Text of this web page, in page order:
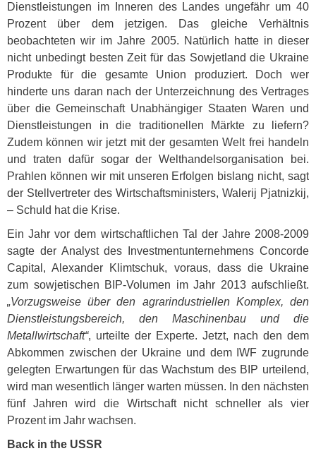
Dienstleistungen im Inneren des Landes ungefähr um 40
Prozent über dem jetzigen. Das gleiche Verhältnis
beobachteten wir im Jahre 2005. Natürlich hatte in dieser
nicht unbedingt besten Zeit für das Sowjetland die Ukraine
Produkte für die gesamte Union produziert. Doch wer
hinderte uns daran nach der Unterzeichnung des Vertrages
über die Gemeinschaft Unabhängiger Staaten Waren und
Dienstleistungen in die traditionellen Märkte zu liefern?
Zudem können wir jetzt mit der gesamten Welt frei handeln
und traten dafür sogar der Welthandelsorganisation bei.
Prahlen können wir mit unseren Erfolgen bislang nicht, sagt
der Stellvertreter des Wirtschaftsministers, Walerij Pjatnizkij,
– Schuld hat die Krise.
Ein Jahr vor dem wirtschaftlichen Tal der Jahre 2008-2009
sagte der Analyst des Investmentunternehmens Concorde
Capital, Alexander Klimtschuk, voraus, dass die Ukraine
zum sowjetischen BIP-Volumen im Jahr 2013 aufschließt.
„Vorzugsweise über den agrarindustriellen Komplex, den
Dienstleistungsbereich, den Maschinenbau und die
Metallwirtschaft“, urteilte der Experte. Jetzt, nach den dem
Abkommen zwischen der Ukraine und dem IWF zugrunde
gelegten Erwartungen für das Wachstum des BIP urteilend,
wird man wesentlich länger warten müssen. In den nächsten
fünf Jahren wird die Wirtschaft nicht schneller als vier
Prozent im Jahr wachsen.
Back in the USSR